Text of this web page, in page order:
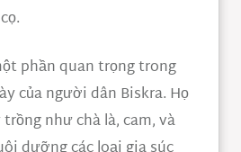
phần quan trọng trong
của người dân Biskra. Họ
như chà là, cam, và